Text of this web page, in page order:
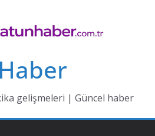
gelişmeleri | Güncel haber